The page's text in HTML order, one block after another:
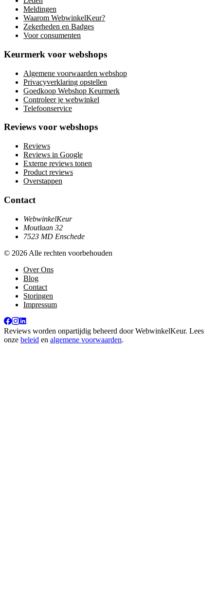
Meldingen
Waarom WebwinkelKeur?
Zekerheden en Badges
Voor consumenten
Keurmerk voor webshops
Algemene voorwaarden webshop
Privacyverklaring opstellen
Goedkoop Webshop Keurmerk
Controleer je webwinkel
Telefoonservice
Reviews voor webshops
Reviews
Reviews in Google
Externe reviews tonen
Product reviews
Overstappen
Contact
WebwinkelKeur
Moutlaan 32
7523 MD Enschede
© 2026 Alle rechten voorbehouden
Over Ons
Blog
Contact
Storingen
Impressum
Reviews worden onpartijdig beheerd doorWebwinkelKeur. Lees
onze beleid en algemene voorwaarden.